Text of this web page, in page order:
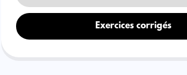
Exercices corrigés